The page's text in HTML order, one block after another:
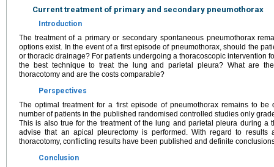
Current treatment of primary and secondary pneumothorax
Introduction
The treatment of a primary or secondary spontaneous pneumothorax
options exist. In the event of a first episode of pneumothorax, should the
or thoracic drainage? For patients undergoing a thoracoscopic intervention
the best technique to treat the lung and parietal pleura? What are
thoracotomy and are the costs comparable?
Perspectives
The optimal treatment for a first episode of pneumothorax remains to
number of patients in the published randomised controlled studies only
This is also true for the treatment of the lung and parietal pleura during a
advise that an apical pleurectomy is performed. With regard to results
thoracotomy, conflicting results have been published and definite
Conclusion